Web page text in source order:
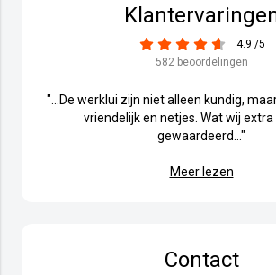
4.9 /5
582 beoordelingen
"...De werklui zijn niet alleen kundig,
vriendelijk en netjes. Wat wij extra
gewaardeerd..."
Meer lezen
Contact